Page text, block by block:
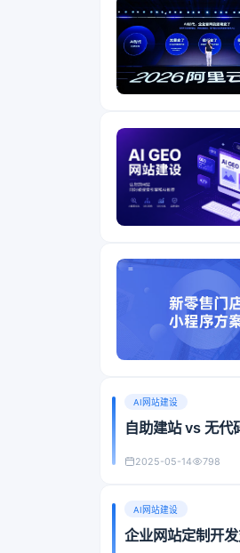
AI网站建设
自助建站 vs 无代
2025-05-14 798
AI网站建设
企业网站定制开